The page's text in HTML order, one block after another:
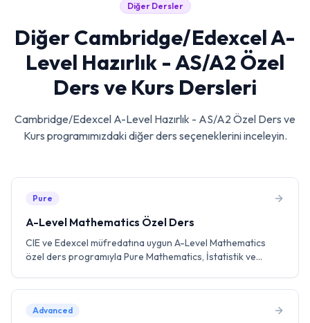
Diğer Dersler
DiğerCambridge/Edexcel A-
Level Hazırlık - AS/A2 Özel
Ders ve Kurs Dersleri
Cambridge/Edexcel A-Level Hazırlık - AS/A2 Özel Ders ve
Kurs programımızdaki diğer ders seçeneklerini inceleyin.
Pure
A-Level Mathematics Özel Ders
CIE ve Edexcel müfredatına uygun A-Level Mathematics
özel ders programıyla Pure Mathematics, İstatistik ve
Advanced